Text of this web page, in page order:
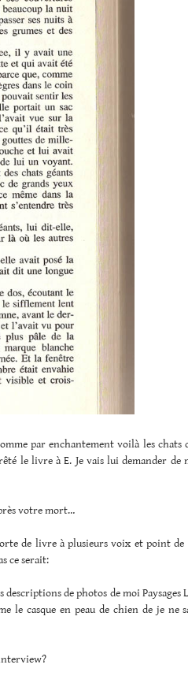
par enchantement voilà les chats
le livre à E. Je vais lui demander de
votre mort…
de livre à plusieurs voix et point de
ce serait:
de photos de moi Paysages
le casque en peau de chien de je ne